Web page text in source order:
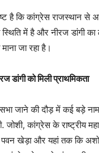
है कि कांग्रेस राजस्थान से
स्थिति में है और नीरज डांगी का
जा रहा है।
डांगी को मिली प्राथमिकता
जाने की दौड़ में कई बड़े
जोशी, कांग्रेस के राष्ट्रीय
खेड़ा और यहां तक कि